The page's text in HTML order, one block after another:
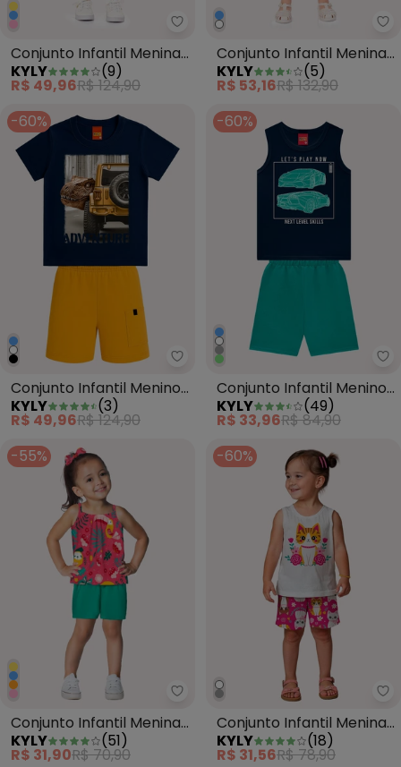
Kyly - Conjunto Infantil Menina
Conjunto Infantil Menina
em Algodão Azul Marinho
KYLY (9)
R$ 49,96R$ 124,90
Conjunto Infantil Menina
Flores Branco
KYLY (5)
R$ 53,16R$ 132,90
-60%
Kyly - Conjunto Infantil Menino
Conjunto Infantil Menino
Dinossauro Azul Marinho
KYLY (3)
R$ 49,96R$ 124,90
-60%
Conjunto Infantil Menino
Estampa Azul Marinho
KYLY (49)
R$ 33,96R$ 84,90
-55%
Kyly - Conjunto Infantil Menina
Conjunto Infantil Menina
em Algodão Rosa
KYLY (51)
R$ 31,90R$ 70,90
-60%
Conjunto Infantil Menina
Gatinha Branco
KYLY (18)
R$ 31,56R$ 78,90